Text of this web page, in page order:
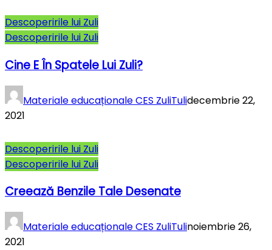
Descoperirile lui Zuli
Descoperirile lui Zuli
Cine E În Spatele Lui Zuli?
Materiale educaționale CES ZuliTulidecembrie 22,
2021
Descoperirile lui Zuli
Descoperirile lui Zuli
Creează Benzile Tale Desenate
Materiale educaționale CES ZuliTulinoiembrie 26,
2021